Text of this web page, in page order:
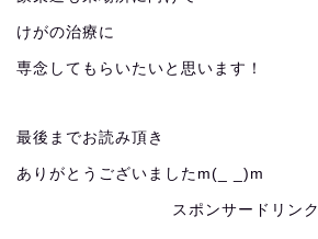
けがの治療に
専念してもらいたいと思います！
最後までお読み頂き
ありがとうございましたm(_ _)m
スポンサードリンク